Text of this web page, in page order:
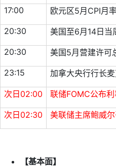
17:00
欧元区5月CPI月
20:30
美国至6月14日当
20:30
美国5月营建许可
23:15
加拿大央行行长
次日02:00 联储FOMC公布
次日02:30 美联储主席鲍威
【基本面】